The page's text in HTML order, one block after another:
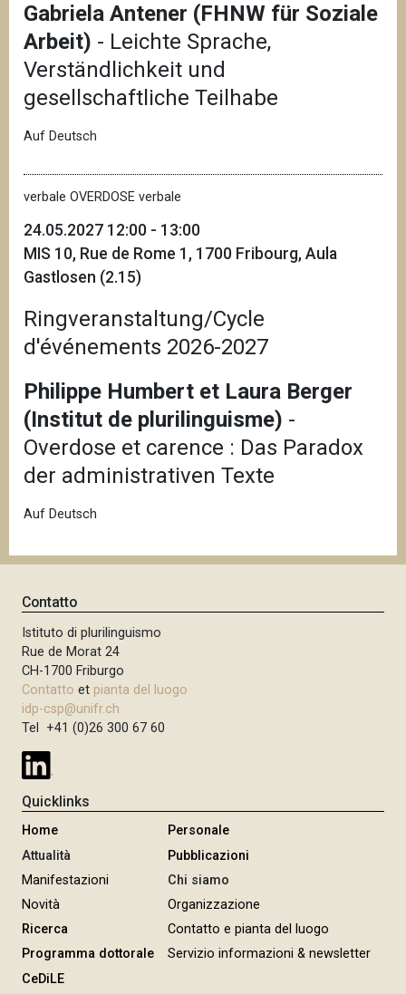
Gabriela Antener (FHNW für Soziale
Arbeit) - Leichte Sprache,
Verständlichkeit und
gesellschaftliche Teilhabe
Auf Deutsch
verbale OVERDOSE verbale
24.05.2027 12:00 - 13:00
MIS 10, Rue de Rome 1, 1700 Fribourg, Aula
Gastlosen (2.15)
Ringveranstaltung/Cycle
d'événements 2026-2027
Philippe Humbert et Laura Berger
(Institut de plurilinguisme) -
Overdose et carence : Das Paradox
der administrativen Texte
Auf Deutsch
Contatto
Istituto di plurilinguismo
Rue de Morat 24
CH-1700 Friburgo
Contatto et pianta del luogo
idp-csp@unifr.ch
Tel +41 (0)26 300 67 60
Quicklinks
Home
Attualità
Manifestazioni
Novità
Ricerca
Programma dottorale
CeDiLE
Personale
Pubblicazioni
Chi siamo
Organizzazione
Contatto e pianta del luogo
Servizio informazioni & newsletter